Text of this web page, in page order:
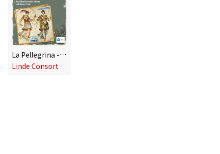
La Pellegrina - Musik zur Medici-Hochzeit 1589 [Remastered] (Remastered)
Linde Consort